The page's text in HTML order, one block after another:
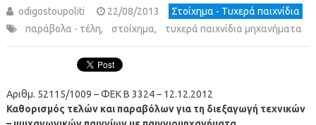
odigostoupoliti 22/08/2013
Στοίχημα - Τυχερά παιχνίδια
παράβολα - τέλη, στοίχημα, τυχερά παιχνίδια μηχανήματα
Αριθμ. 52115/1009 – ΦΕΚ Β 3324 – 12.12.2012
Καθορισμός τελών και παραβόλων για τη διεξαγωγή τεχνικών